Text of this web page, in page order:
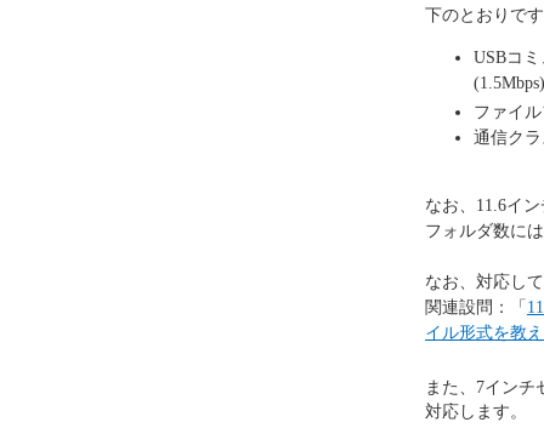
下のとおりで
USBコ
ファイ
通信クラ
なお、11.6イ
フォルダ数に
なお、対応し
関連設問：「
イル形式を教
また、7イン
対応します。